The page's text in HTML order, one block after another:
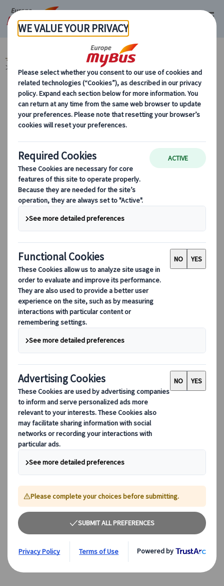
マイバス・ヨーロッパ イタリア (45) 集合場所リスト
ンアメデオ前
【ローマ】レストランアメデオ前
【ローマ】レストランアメデオ前
Via Principe Amedeo,16 00185 Roma
＜テルミニ駅＞
ローマ地下鉄A/b/B1線「テルミニ」（Termini）駅、徒
歩約5分
テルミニ駅より徒歩5分。テルミニ駅を背にしてカブ
ール通りを前進し、ホテルアトランティコを通り過ぎ
て、交差するプリンチペ・アメデオ通りを右に曲がる
とすぐ。